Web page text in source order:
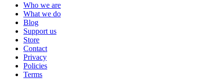
Who we are
What we do
Blog
Support us
Store
Contact
Privacy
Policies
Terms